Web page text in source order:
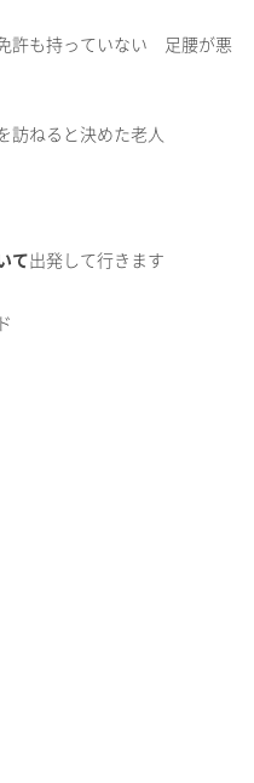
許も持っていない 足腰が悪
ねると決めた老人
て出発して行きます